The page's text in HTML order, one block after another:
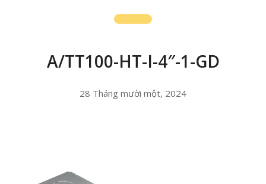
A/TT100-HT-I-4″-1-GD
28 Tháng mười một, 2024